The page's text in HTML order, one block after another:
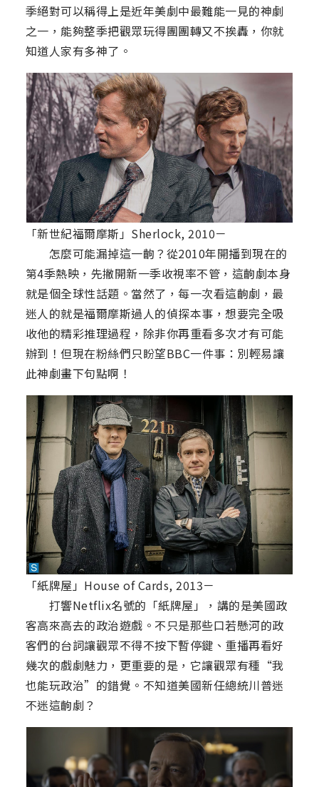
季絕對可以稱得上是近年美劇中最難能一見的神劇
之一，能夠整季把觀眾玩得團團轉又不挨轟，你就
知道人家有多神了。
「新世紀福爾摩斯」Sherlock, 2010－
怎麼可能漏掉這一齣？從2010年開播到現在的
第4季熱映，先撇開新一季收視率不管，這齣劇本身
就是個全球性話題。當然了，每一次看這齣劇，最
迷人的就是福爾摩斯過人的偵探本事，想要完全吸
收他的精彩推理過程，除非你再重看多次才有可能
辦到！但現在粉絲們只盼望BBC一件事：別輕易讓
此神劇畫下句點啊！
「紙牌屋」House of Cards, 2013－
打響Netflix名號的「紙牌屋」，講的是美國政
客高來高去的政治遊戲。不只是那些口若懸河的政
客們的台詞讓觀眾不得不按下暫停鍵、重播再看好
幾次的戲劇魅力，更重要的是，它讓觀眾有種“我
也能玩政治”的錯覺。不知道美國新任總統川普迷
不迷這齣劇？